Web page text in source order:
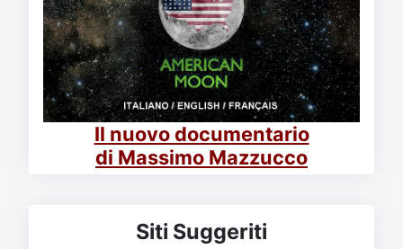
Il nuovo documentario
di Massimo Mazzucco
Siti Suggeriti